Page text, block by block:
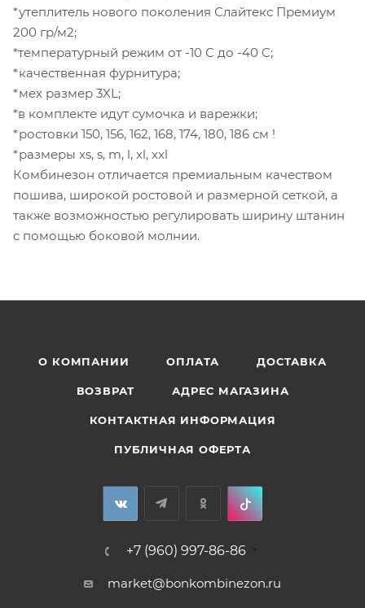
*утеплитель нового поколения Слайтекс Премиум
200 гр/м2;
*температурный режим от -10 С до -40 С;
*качественная фурнитура;
*мех размер 3XL;
*в комплекте идут сумочка и варежки;
*ростовки 150, 156, 162, 168, 174, 180, 186 см !
*размеры xs, s, m, l, xl, xxl
Комбинезон отличается премиальным качеством
пошива, широкой ростовой и размерной сеткой, а
также возможностью регулировать ширину штанин
с помощью боковой молнии.
О КОМПАНИИ ОПЛАТА ДОСТАВКА
ВОЗВРАТ АДРЕС МАГАЗИНА
КОНТАКТНАЯ ИНФОРМАЦИЯ
ПУБЛИЧНАЯ ОФЕРТА
+7 (960) 997-86-86
market@bonkombinezon.ru